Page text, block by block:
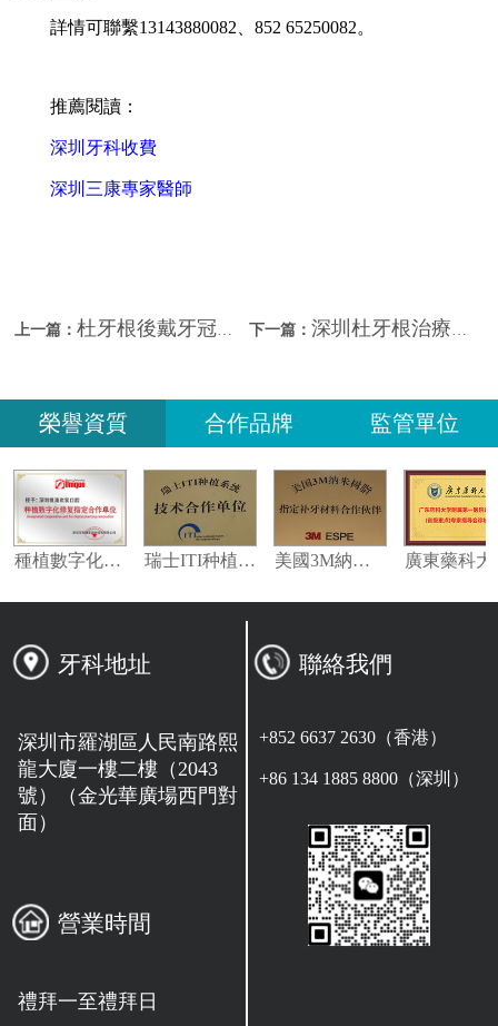
詳情可聯繫13143880082、852 65250082。
推薦閱讀：
深圳牙科收費
深圳三康專家醫師
上一篇：杜牙根後戴牙冠的作用？ 下一篇： 深圳杜牙根治療後什麼時候戴牙冠？深圳三康口腔牙冠價格
榮譽資質 合作品牌 監管單位
瑞士ITI种植系统技术合作单位
牙科地址
深圳市羅湖區人民南路熙
龍大廈一樓二樓（2043
號）（金光華廣場西門對
面）
營業時間
禮拜一至禮拜日
聯絡我們
+852 6637 2630（香港）
+86 134 1885 8800（深圳）